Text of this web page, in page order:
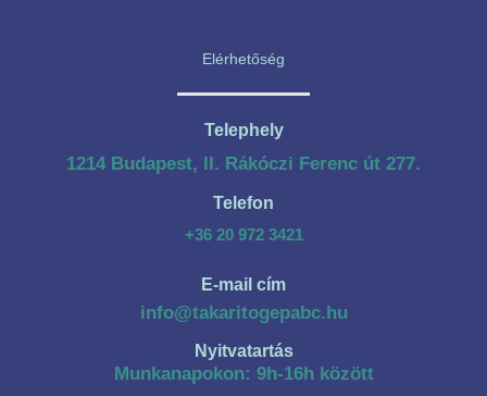
Elérhetőség
Telephely
1214 Budapest, II. Rákóczi Ferenc út 277.
Telefon
+36 20 972 3421
E-mail cím
info@takaritogepabc.hu
Nyitvatartás
Munkanapokon: 9h-16h között